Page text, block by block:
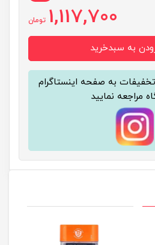
1,117,700 تومان
تخفیفات به صفحه اینستاگرام
مراجعه نمایید